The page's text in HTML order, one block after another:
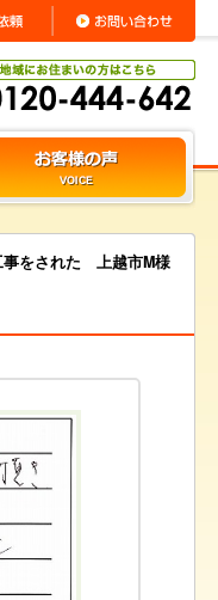
事をされた 上越市M様